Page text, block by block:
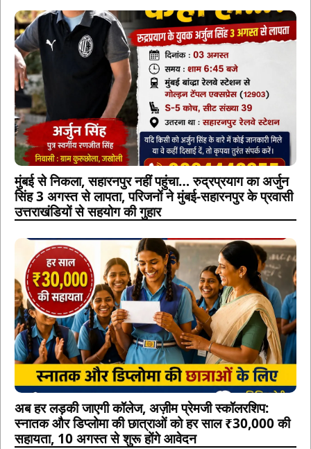
मुंबई से निकला, सहारनपुर नहीं पहुंचा… रुद्रप्रयाग का अर्जुन
सिंह 3 अगस्त से लापता, परिजनों ने मुंबई-सहारनपुर के प्रवासी
उत्तराखंडियों से सहयोग की गुहार
अब हर लड़की जाएगी कॉलेज, अज़ीम प्रेमजी स्कॉलरशिप:
स्नातक और डिप्लोमा की छात्राओं को हर साल ₹30,000 की
सहायता, 10 अगस्त से शुरू होंगे आवेदन